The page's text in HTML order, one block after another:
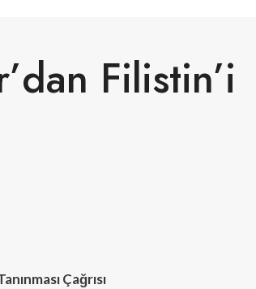
Filistin’i
Çağrısı